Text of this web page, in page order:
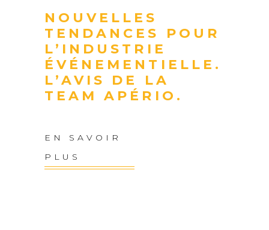
NOUVELLES
TENDANCES POUR
L’INDUSTRIE
ÉVÉNEMENTIELLE.
L’AVIS DE LA
TEAM APÉRIO.
EN SAVOIR
PLUS